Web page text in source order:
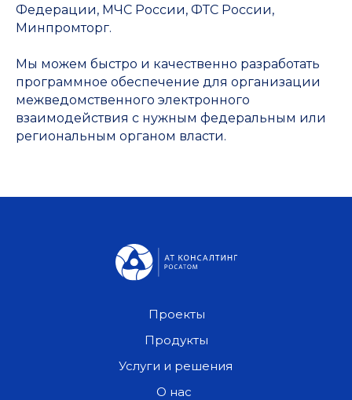
Федерации, МЧС России, ФТС России,
Минпромторг.
Мы можем быстро и качественно разработать
программное обеспечение для организации
межведомственного электронного
взаимодействия с нужным федеральным или
региональным органом власти.
Проекты
Продукты
О нас
Услуги и решения